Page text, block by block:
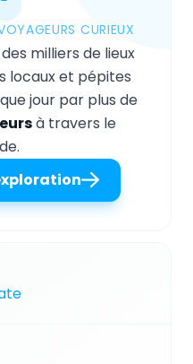
CURIEUX
milliers de lieux
locaux et pépites
jour par plus de
à travers le